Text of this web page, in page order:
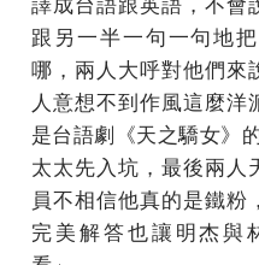
跟另一半一句一句地
哪，兩人大呼對他們來
人意想不到作風這麼
是台語劇《天之驕女》
太太先入坑，最後兩人
員不相信他真的是鐵
完美解答也讓明杰與